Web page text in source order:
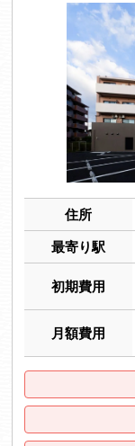
住所
最寄り駅
初期費用
月額費用